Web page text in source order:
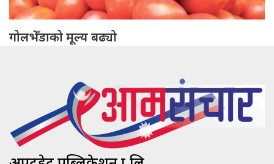
गोलभेँडाको मूल्य बढ्यो